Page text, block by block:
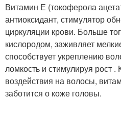
Витамин Е (токоферола
антиоксидант, стимулятор
циркуляции крови. Больше
кислородом, заживляет
способствует укреплению
ломкость и стимулируя рост .
воздействия на волосы,
заботится о коже головы.